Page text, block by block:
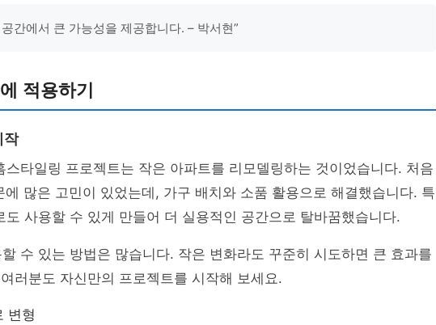
간에서 큰 가능성을 제공합니다. – 박서현”
적용하기
작
스타일링 프로젝트는 작은 아파트를 리모델링하는 것이었습니다. 처음
많은 고민이 있었는데, 가구 배치와 소품 활용으로 해결했습니다. 특
도 사용할 수 있게 만들어 더 실용적인 공간으로 탈바꿈했습니다.
수 있는 방법은 많습니다. 작은 변화라도 꾸준히 시도하면 큰 효과를
러분도 자신만의 프로젝트를 시작해 보세요.
변형